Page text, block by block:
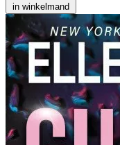
in winkelmand